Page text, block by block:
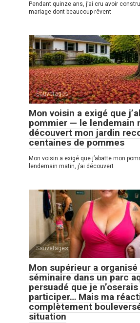
Pendant quinze ans, j’ai cru avoir
mariage dont beaucoup rêvent
Sauvetages
Mon voisin a exigé que
pommier — le lendemain
découvert mon jardin
centaines de pommes
Mon voisin a exigé que j’abatte mon
lendemain matin, j’ai découvert
Sauvetages
Mon supérieur a organisé
séminaire dans un parc
persuadé que je
participer… Mais ma
complètement
situation